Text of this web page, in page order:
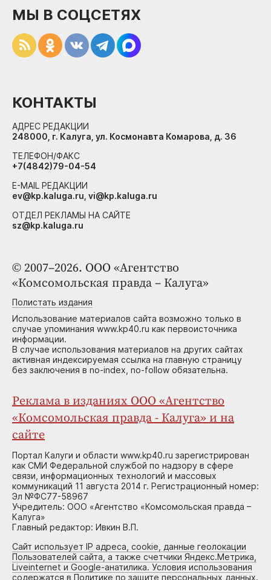
© 2007–2026. ООО «Агентство
«Комсомольская правда – Калуга»
Полистать издания
Использование материалов сайта возможно только в
случае упоминания www.kp40.ru как первоисточника
информации.
В случае использования материалов на других сайтах
активная индексируемая ссылка на главную страницу
без заключения в no-index, no-follow обязательна.
Реклама в изданиях ООО «Агентство
«Комсомольская правда - Калуга» и на
сайте
Портал Калуги и области www.kp40.ru зарегистрирован
как СМИ Федеральной службой по надзору в сфере
связи, информационных технологий и массовых
коммуникаций 11 августа 2014 г. Регистрационный номер:
Эл №ФС77-58967
Учредитель: ООО «Агентство «Комсомольская правда –
Калуга»
Главный редактор: Ивкин В.П.
Сайт использует IP адреса, cookie, данные геолокации
Пользователей сайта, а также счетчики Яндекс.Метрика,
Liveinternet и Google-анатилика. Условия использования
содержатся в Политике по защите персональных данных.
МЫ В СОЦСЕТЯХ
КОНТАКТЫ
АДРЕС РЕДАКЦИИ
248000, г. Калуга, ул. Космонавта Комарова, д. 36
ТЕЛЕФОН/ФАКС
+7(4842)79-04-54
E-MAIL РЕДАКЦИИ
ev@kp.kaluga.ru, vi@kp.kaluga.ru
ОТДЕЛ РЕКЛАМЫ НА САЙТЕ
sz@kp.kaluga.ru